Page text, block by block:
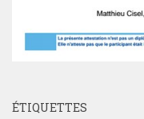
ÉTIQUETTES